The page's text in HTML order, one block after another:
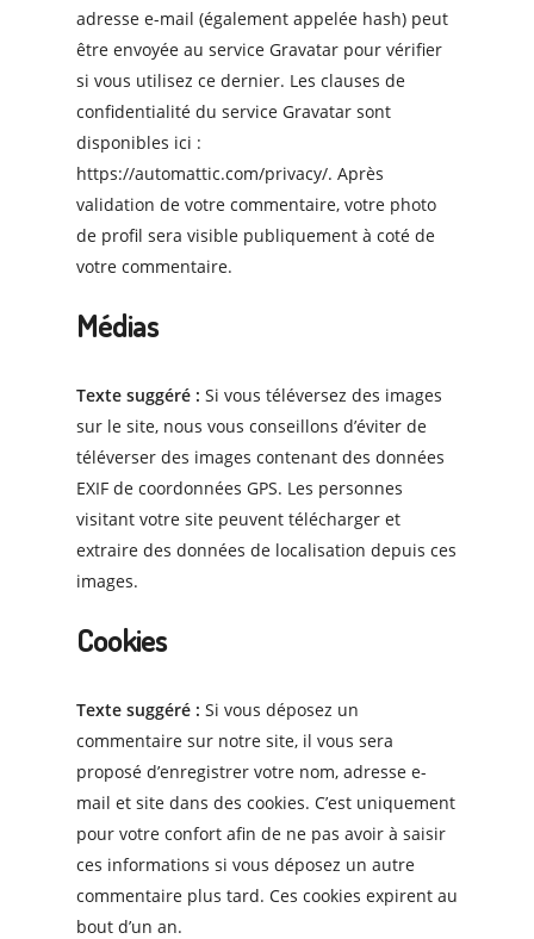
adresse e-mail (également appelée hash) peut
être envoyée au service Gravatar pour vérifier
si vous utilisez ce dernier. Les clauses de
confidentialité du service Gravatar sont
disponibles ici :
https://automattic.com/privacy/. Après
validation de votre commentaire, votre photo
de profil sera visible publiquement à coté de
votre commentaire.
Médias
Texte suggéré : Si vous téléversez des images
sur le site, nous vous conseillons d’éviter de
téléverser des images contenant des données
EXIF de coordonnées GPS. Les personnes
visitant votre site peuvent télécharger et
extraire des données de localisation depuis ces
images.
Cookies
Texte suggéré : Si vous déposez un
commentaire sur notre site, il vous sera
proposé d’enregistrer votre nom, adresse e-
mail et site dans des cookies. C’est uniquement
pour votre confort afin de ne pas avoir à saisir
ces informations si vous déposez un autre
commentaire plus tard. Ces cookies expirent au
bout d’un an.